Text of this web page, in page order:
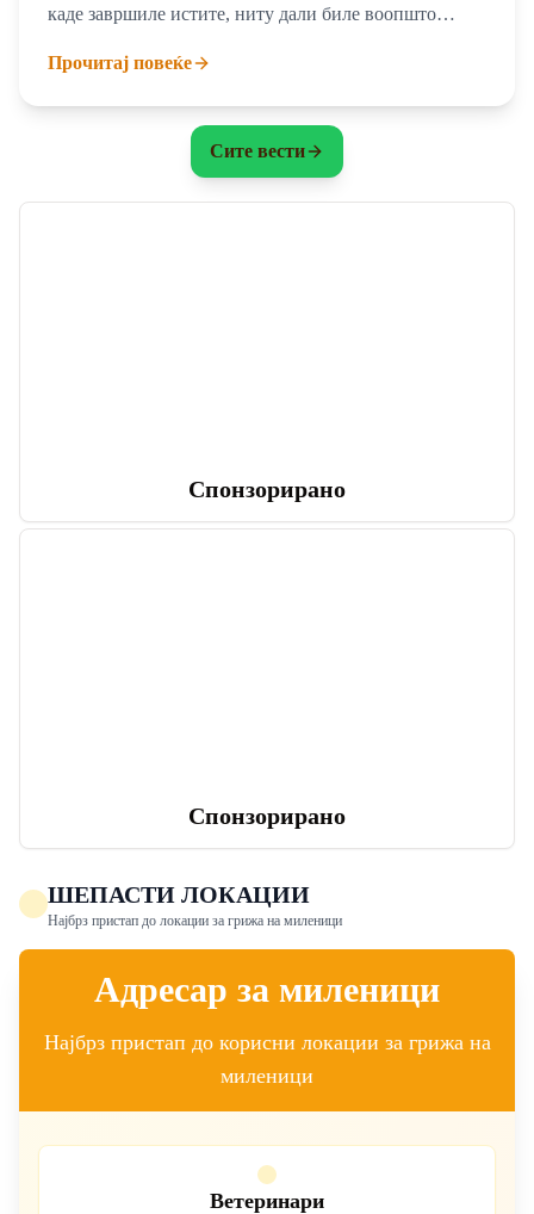
каде завршиле истите, ниту дали биле воопшто
Прочитај повеќе
Сите вести
Спонзорирано
Спонзорирано
ШЕПАСТИ ЛОКАЦИИ
Најбрз пристап до локации за грижа на миленици
Адресар за миленици
Најбрз пристап до корисни локации за грижа на
миленици
Ветеринари